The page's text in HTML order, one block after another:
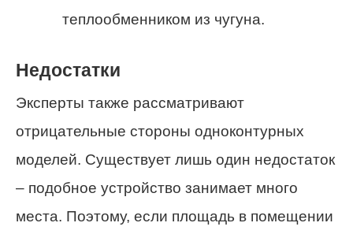
теплообменником из чугуна.
Недостатки
Эксперты также рассматривают
отрицательные стороны одноконтурных
моделей. Существует лишь один недостаток
– подобное устройство занимает много
места. Поэтому, если площадь в помещении